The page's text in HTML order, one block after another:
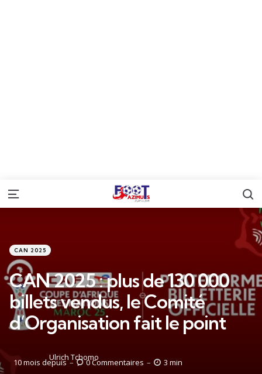
Menu
Catégories
Posté
dans
CAN 2025
CAN 2025 : plus de 130 000
billets vendus, le Comité
d’Organisation fait le point
Posté
par
Ulrich Tchomo
10 mois depuis 0Commentaires 3 min